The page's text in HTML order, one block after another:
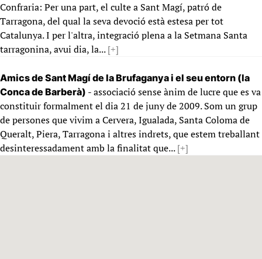
Confraria: Per una part, el culte a Sant Magí, patró de
Tarragona, del qual la seva devoció està estesa per tot
Catalunya. I per l'altra, integració plena a la Setmana Santa
tarragonina, avui dia, la...[+]
Amics de Sant Magí de la Brufaganya i el seu entorn (la
Conca de Barberà) - associació sense ànim de lucre que es va
constituir formalment el dia 21 de juny de 2009. Som un grup
de persones que vivim a Cervera, Igualada, Santa Coloma de
Queralt, Piera, Tarragona i altres indrets, que estem treballant
desinteressadament amb la finalitat que...[+]